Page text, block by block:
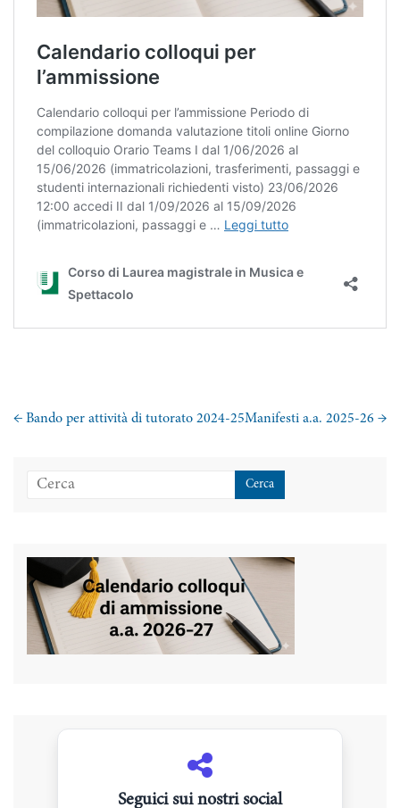
← Bando per attività di tutorato 2024-25Manifesti a.a. 2025-26 →
Seguici sui nostri social